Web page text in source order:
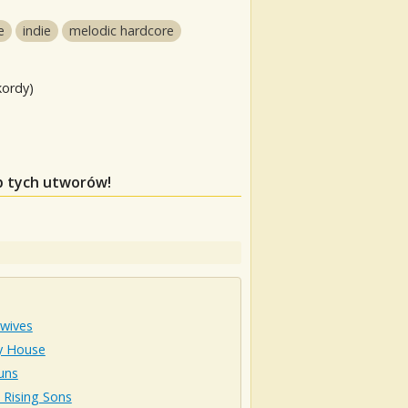
indie melodic hardcore
tych utworów!
House
Sons